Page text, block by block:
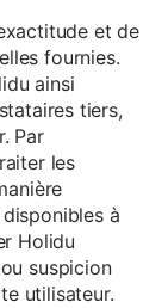
et de
fournies.
ainsi
tiers,
Par
les
à
Holidu
suspicion
utilisateur.